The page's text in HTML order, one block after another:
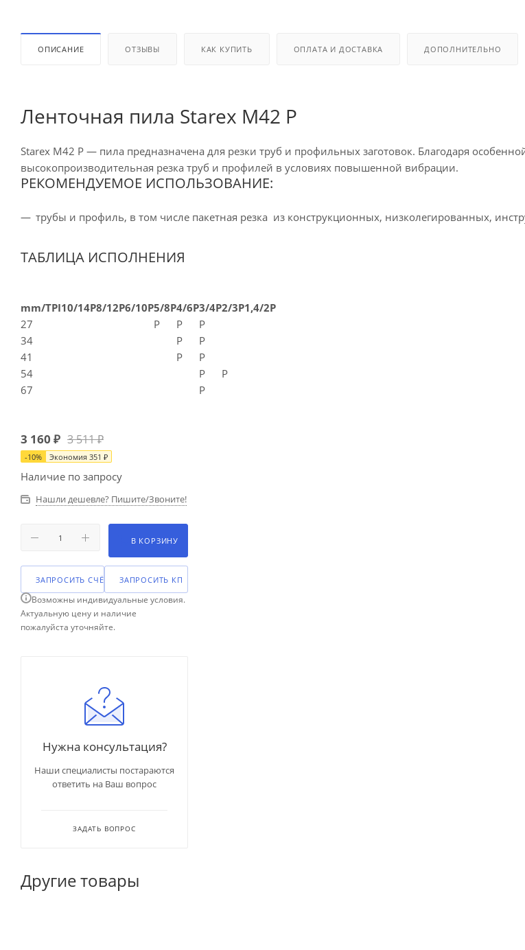
ОПИСАНИЕ ОТЗЫВЫ КАК КУПИТЬ ОПЛАТА И ДОСТАВКА ДОПОЛНИТЕЛЬНО
Ленточная пила Starex M42 Р
Starex M42 Р — пила предназначена для резки труб и профильных заготовок. Благодаря
высокопроизводительная резка труб и профилей в условиях повышенной вибрации.
РЕКОМЕНДУЕМОЕ ИСПОЛЬЗОВАНИЕ:
трубы и профиль, в том числе пакетная резка из конструкционных, низколегированных,
ТАБЛИЦА ИСПОЛНЕНИЯ
mm/TPI10/14Р8/12Р6/10Р5/8Р4/6P3/4P2/3P1,4/2P
27
P P
Р
34
P
P
41
P
P
54
P
P
67
P
3 160 ₽ 3 511₽
-10% Экономия 351 ₽
Наличие по запросу
Нашли дешевле? Пишите/Звоните!
В КОРЗИНУ
ЗАПРОСИТЬ СЧЁТ ЗАПРОСИТЬ КП
Возможны индивидуальные условия.
Актуальную цену и наличие
пожалуйста уточняйте.
Нужна консультация?
Наши специалисты постараются
ответить на Ваш вопрос
ЗАДАТЬ ВОПРОС
Другие товары